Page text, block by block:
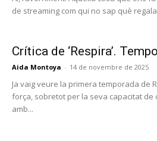
de streaming com qui no sap què
Crítica de ‘Respira’.
Aida Montoya - 14 de novembre de 2025
Ja vaig veure la primera temporada de
força, sobretot per la seva capacitat de
amb...